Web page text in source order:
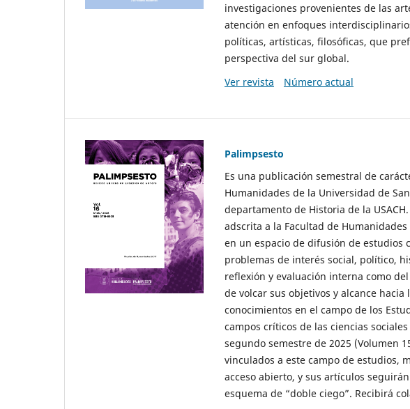
investigaciones provenientes de las
atención en enfoques
políticas, artísticas, filosóficas, que
perspectiva del sur global.
Ver revista
Número actual
Palimpsesto
Es una publicación semestral de
Humanidades de la Universidad de
departamento de Historia de la
adscrita a la Facultad de
en un espacio de difusión de estudios
problemas de interés social, político,
reflexión y evaluación interna como
de volcar sus objetivos y alcance
conocimientos en el campo de los
campos críticos de las ciencias
segundo semestre de 2025 (Volumen
vinculados a este campo de estudios,
acceso abierto, y sus artículos
esquema de “doble ciego”. Recibirá